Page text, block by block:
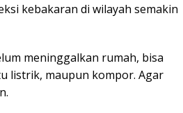
kebakaran di wilayah semakin
meninggalkan rumah, bisa
listrik, maupun kompor. Agar